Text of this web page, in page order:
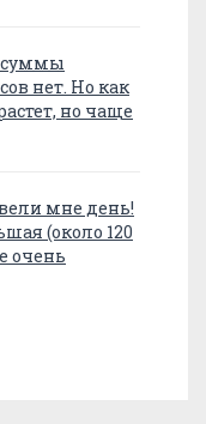
суммы
нет. Но как
но чаще
мне день!
(около 120
очень